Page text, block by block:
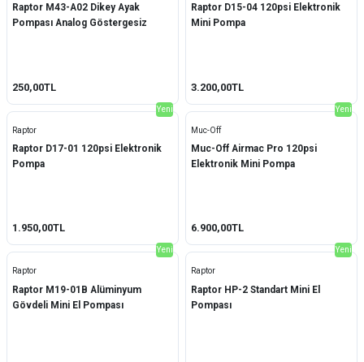
Raptor M43-A02 Dikey Ayak
Pompası Analog Göstergesiz
250,00TL
Raptor D15-04 120psi Elektronik
Mini Pompa
3.200,00TL
Yeni
Raptor
Raptor D17-01 120psi Elektronik
Pompa
1.950,00TL
Yeni
Muc-Off
Muc-Off Airmac Pro 120psi
Elektronik Mini Pompa
6.900,00TL
Yeni
Raptor
Raptor M19-01B Alüminyum
Gövdeli Mini El Pompası
Yeni
Raptor
Raptor HP-2 Standart Mini El
Pompası